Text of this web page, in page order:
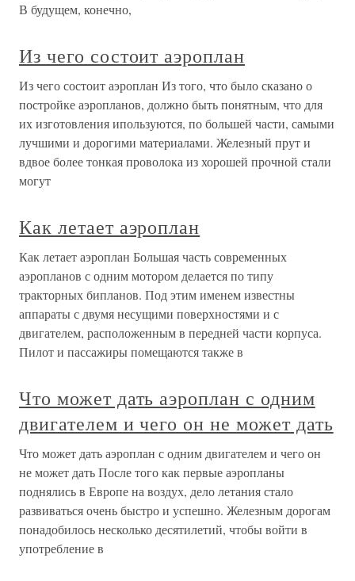
В будущем, конечно,
Из чего состоит аэроплан
Из чего состоит аэроплан Из того, что было сказано о
постройке аэропланов, должно быть понятным, что для
их изготовления ипользуются, по большей части, самыми
лучшими и дорогими материалами. Железный прут и
вдвое более тонкая проволока из хорошей прочной стали
могут
Как летает аэроплан
Как летает аэроплан Большая часть современных
аэропланов с одним мотором делается по типу
тракторных бипланов. Под этим именем известны
аппараты с двумя несущими поверхностями и с
двигателем, расположенным в передней части корпуса.
Пилот и пассажиры помещаются также в
Что может дать аэроплан с одним
двигателем и чего он не может дать
Что может дать аэроплан с одним двигателем и чего он
не может дать После того как первые аэропланы
поднялись в Европе на воздух, дело летания стало
развиваться очень быстро и успешно. Железным дорогам
понадобилось несколько десятилетий, чтобы войти в
употребление в